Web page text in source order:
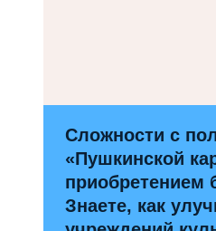
Сложности с
«Пушкинской
приобретением
Знаете, как